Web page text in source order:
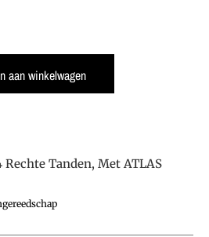
aan winkelwagen
Rechte Tanden, Met ATLAS